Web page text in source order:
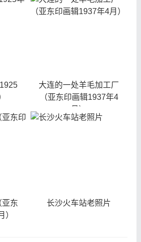
大连的一处羊毛加工厂
（亚东印画辑1937年4
月）
亚东
）
长沙火车站老照片